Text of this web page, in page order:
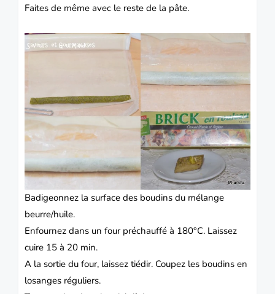
Faites de même avec le reste de la pâte.
Badigeonnez la surface des boudins du mélange
beurre/huile.
Enfournez dans un four préchauffé à 180°C. Laissez
cuire 15 à 20 min.
A la sortie du four, laissez tiédir. Coupez les boudins en
losanges réguliers.